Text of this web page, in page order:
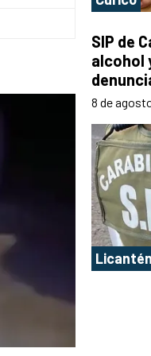
SIP de
alcohol
8 de
Licantén